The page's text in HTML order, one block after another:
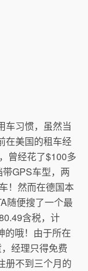
车习惯，虽然当
在美国的租车经
曾经花了$100多
GPS车型，两
！然而在德国本
随便搜了一个最
含税，计
的哦！由于所在
经理只得免费
册不到三个月的